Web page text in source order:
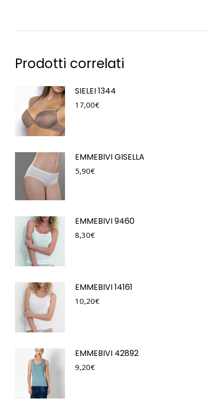
Prodotti correlati
SIELEI 1344
17,00€
EMMEBIVI GISELLA
5,90€
EMMEBIVI 9460
8,30€
EMMEBIVI 14161
10,20€
EMMEBIVI 42892
9,20€